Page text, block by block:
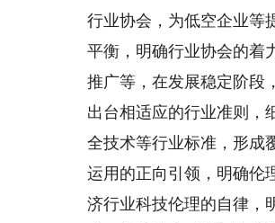
行业协会，为低空企业等
平衡，明确行业协会的着
推广等，在发展稳定阶段
出台相适应的行业准则，
全技术等行业标准，形成
运用的正向引领，明确伦
济行业科技伦理的自律，